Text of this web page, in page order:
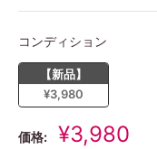
コンディション
【新品】
¥3,980
価格:
販
¥3,980